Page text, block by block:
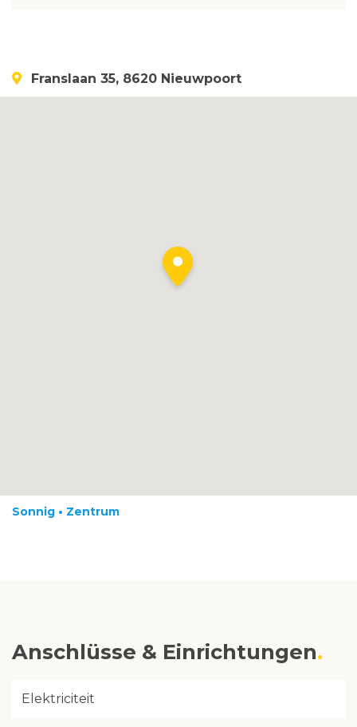
Franslaan 35, 8620 Nieuwpoort
Sonnig • Zentrum
Anschlüsse & Einrichtungen
Elektriciteit